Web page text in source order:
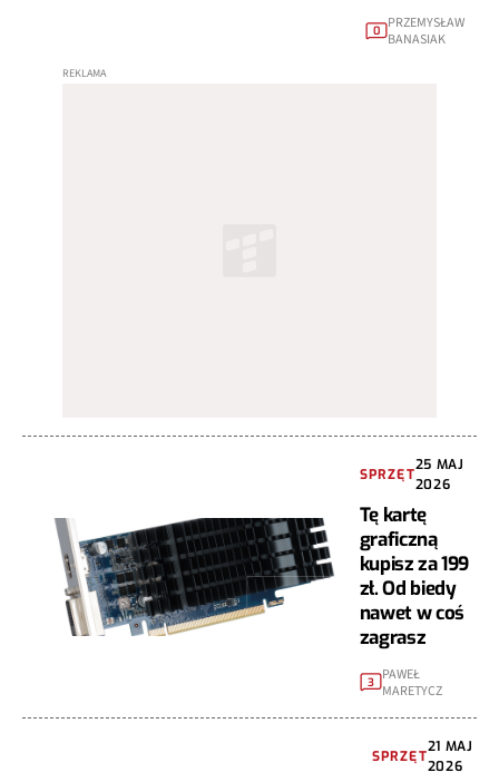
0
PRZEMYSŁAW
BANASIAK
SPRZĘT
25 MAJ
2026
Tę kartę
graficzną
kupisz za 199
zł. Od biedy
nawet w coś
zagrasz
3
PAWEŁ
MARETYCZ
SPRZĘT
21 MAJ
2026